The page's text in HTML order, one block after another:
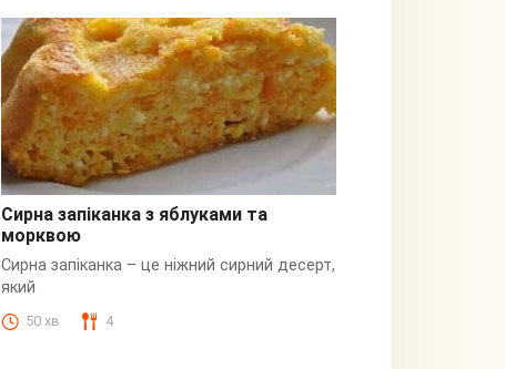
Сирна
Сирна запіканка з яблуками та
морквою
Сирна запіканка – це ніжний сирний десерт,
який
50 хв 4